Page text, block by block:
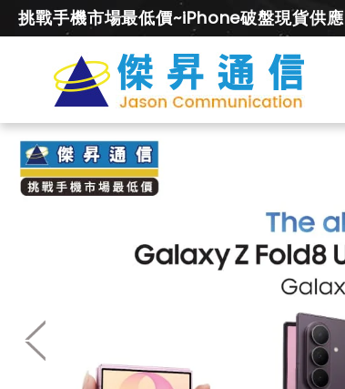
挑戰手機市場最低價~iPhone破盤現貨供應